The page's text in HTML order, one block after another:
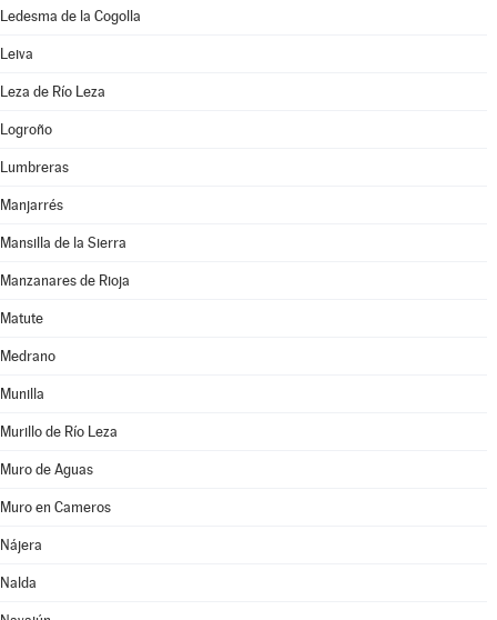
Ledesma de la Cogolla
Leiva
Leza de Río Leza
Logroño
Lumbreras
Manjarrés
Mansilla de la Sierra
Manzanares de Rioja
Matute
Medrano
Munilla
Murillo de Río Leza
Muro de Aguas
Muro en Cameros
Nájera
Nalda